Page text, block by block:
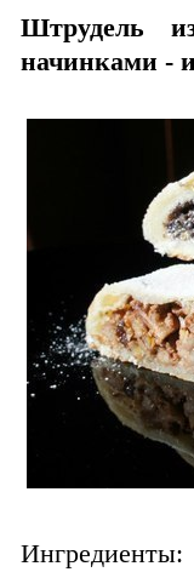
Штрудель
начинками -
Ингредиенты: